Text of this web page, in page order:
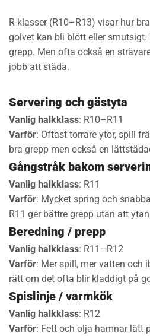
R-klasser (R10–R13) visar hur
golvet kan bli blött eller
grepp. Men ofta också en
jobb att städa.
Servering och gästyta
Vanlig halkklass: R10–R11
Varför: Oftast torrare ytor, spill
bra grepp men också en
Gångstråk bakom
Vanlig halkklass: R11
Varför: Mycket spring och
R11 ger bättre grepp utan att
Beredning / prepp
Vanlig halkklass: R11–R12
Varför: Mer spill, mer vatten och
rätt om det ofta blir kladdigt på
Spislinje / varmkök
Vanlig halkklass: R12
Varför: Fett och olja hamnar lätt